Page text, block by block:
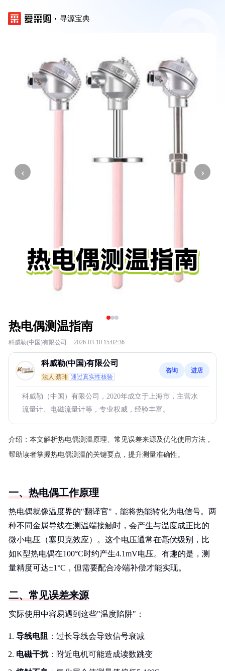
寻源宝典
‹ ›
热电偶测温指南
科威勒(中国)有限公司 · 2026-03-10 15:02:36
科威勒(中国)有限公司
法人:蔡玮 通过真实性核验
咨询 进店
科威勒（中国）有限公司，2020年成立于上海市，主营水
流量计、电磁流量计等，专业权威，经验丰富。
介绍： 本文解析热电偶测温原理、常见误差来源及优化使用方法，
帮助读者掌握热电偶测温的关键要点，提升测量准确性。
一、热电偶工作原理
热电偶就像温度界的"翻译官"，能将热能转化为电信号。两
种不同金属导线在测温端接触时，会产生与温度成正比的
微小电压（塞贝克效应）。这个电压通常在毫伏级别，比
如K型热电偶在100°C时约产生4.1mV电压。有趣的是，测
量精度可达±1°C，但需要配合冷端补偿才能实现。
二、常见误差来源
实际使用中容易遇到这些"温度陷阱"：
导线电阻 ：过长导线会导致信号衰减
电磁干扰：附近电机可能造成读数跳变